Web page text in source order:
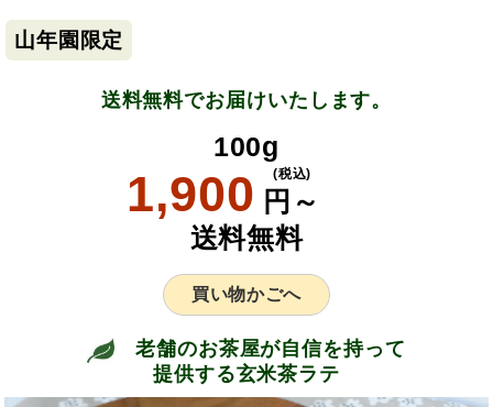
山年園限定
送料無料でお届けいたします。
100g
1,900 円～
(税込)
送料無料
買い物かごへ
老舗のお茶屋が自信を持って
提供する玄米茶ラテ